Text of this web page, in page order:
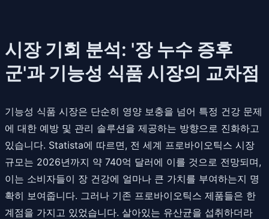
시장 기회 분석: '장 누수 증후
군'과 기능성 식품 시장의 교차점
기능성 식품 시장은 단순히 영양 보충을 넘어 특정 건강 문제
에 대한 예방 및 관리 솔루션을 제공하는 방향으로 진화하고
있습니다. Statista에 따르면, 전 세계 프로바이오틱스 시장
규모는 2026년까지 약 740억 달러에 이를 것으로 전망되며,
이는 소비자들이 장 건강에 얼마나 큰 가치를 부여하는지 명
확히 보여줍니다. 그러나 기존 프로바이오틱스 제품들은 한
계점을 가지고 있었습니다. 살아있는 유산균을 섭취하더라